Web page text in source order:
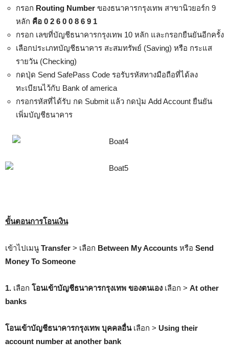
กรอก Routing Number ของธนาคารกรุงเทพ สาขานิวยอร์ก 9
หลัก คือ 0 2 6 0 0 8 6 9 1
กรอก เลขที่บัญชีธนาคารกรุงเทพ 10 หลัก และกรอกยืนยันอีกครั้ง
เลือกประเภทบัญชีธนาคาร สะสมทรัพย์ (Saving) หรือ กระแส
รายวัน (Checking)
กดปุ่ด Send SafePass Code รอรับรหัสทางมือถือที่ได้ลง
ทะเบียนไว้กับ Bank of america
กรอกรหัสที่ได้รับ กด Submit แล้ว กดปุ่ม Add Account ยืนยัน
เพิ่มบัญชีธนาคาร
ขั้นตอนการโอนเงิน
เข้าไปเมนู Transfer > เลือก Between My Accounts หรือ Send
Money To Someone
1. เลือก โอนเข้าบัญชีธนาคารกรุงเทพ ของตนเอง เลือก > At other
banks
โอนเข้าบัญชีธนาคารกรุงเทพ บุคคลอื่น เลือก > Using their
account number at another bank